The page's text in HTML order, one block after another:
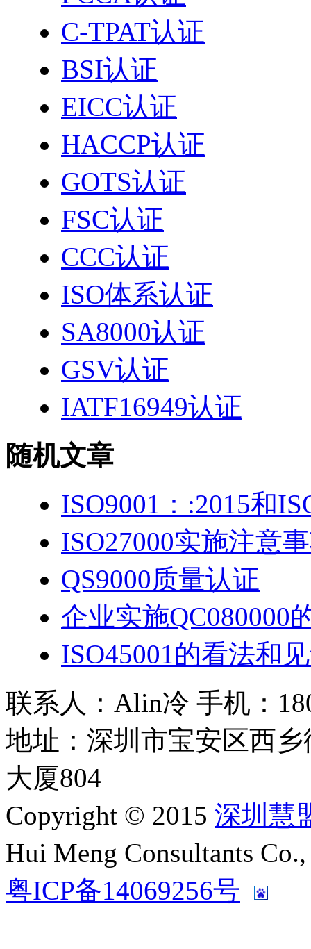
C-TPAT认证
BSI认证
EICC认证
HACCP认证
GOTS认证
FSC认证
CCC认证
ISO体系认证
SA8000认证
GSV认证
IATF16949认证
随机文章
ISO9001：:2015和
ISO27000实施注意
QS9000质量认证
企业实施QC080000
ISO45001的看法和
联系人：Alin冷 手机：
地址：深圳市宝安区西
大厦804
Copyright © 2015 深圳慧
Hui Meng Consultants
粤ICP备14069256号